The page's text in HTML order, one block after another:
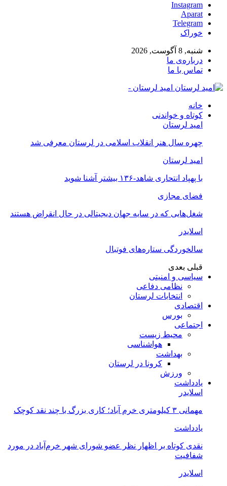
Instagram
Aparat
Telegram
خوراک
شنبه, 8 آگوست, 2026
درباره‌ی ما
تماس با ما
امید لرستان -
خانه
کوتاه و خواندنی
امید لرستان
چهره سال هنر انقلاب اسلامی در لرستان معرفی شد
امید لرستان
با پهپاد انتحاری شاهد-۱۳۶ بیشتر آشنا شوید
فضای مجازی
شغل‌‌هایی که در سایه جهان دیجیتالی در حال انقراض هستند
اسلایدر
سالخوردگی ستاره‌های فوتبال
قبلی بعدی
سیاسی و امنیتی
نظامی دفاعی
انتخابات لرستان
اقتصادی
بورس
اجتماعی
محیط زیست
هواشناسی
بهداشت
کرونا در لرستان
ورزش
یادداشت
اسلایدر
مهمانی ۳ کیلومتری خرم آباد؛ کاری بزرگ با چند نقد کوچک
یادداشت
نقدی کوتاه بر اظهار نظر عضو شورای شهر خرم‌آباد در مورد
شفافیت
اسلایدر